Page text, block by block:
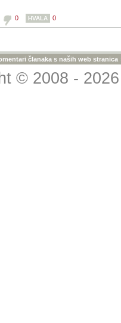
0 HVALA 0
članaka s naših web stranica
© 2008 -